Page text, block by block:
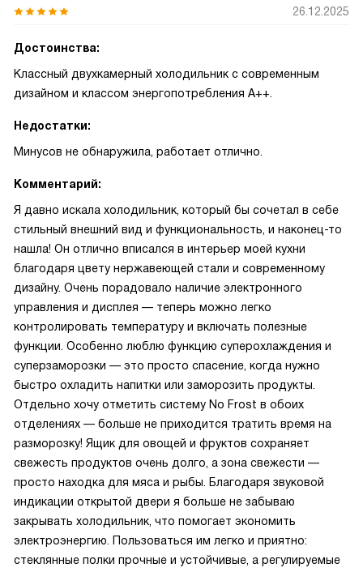
26.12.2025
Достоинства:
Классный двухкамерный холодильник с современным
дизайном и классом энергопотребления A++.
Недостатки:
Минусов не обнаружила, работает отлично.
Комментарий:
Я давно искала холодильник, который бы сочетал в себе
стильный внешний вид и функциональность, и наконец-то
нашла! Он отлично вписался в интерьер моей кухни
благодаря цвету нержавеющей стали и современному
дизайну. Очень порадовало наличие электронного
управления и дисплея — теперь можно легко
контролировать температуру и включать полезные
функции. Особенно люблю функцию суперохлаждения и
суперзаморозки — это просто спасение, когда нужно
быстро охладить напитки или заморозить продукты.
Отдельно хочу отметить систему No Frost в обоих
отделениях — больше не приходится тратить время на
разморозку! Ящик для овощей и фруктов сохраняет
свежесть продуктов очень долго, а зона свежести —
просто находка для мяса и рыбы. Благодаря звуковой
индикации открытой двери я больше не забываю
закрывать холодильник, что помогает экономить
электроэнергию. Пользоваться им легко и приятно:
стеклянные полки прочные и устойчивые, а регулируемые